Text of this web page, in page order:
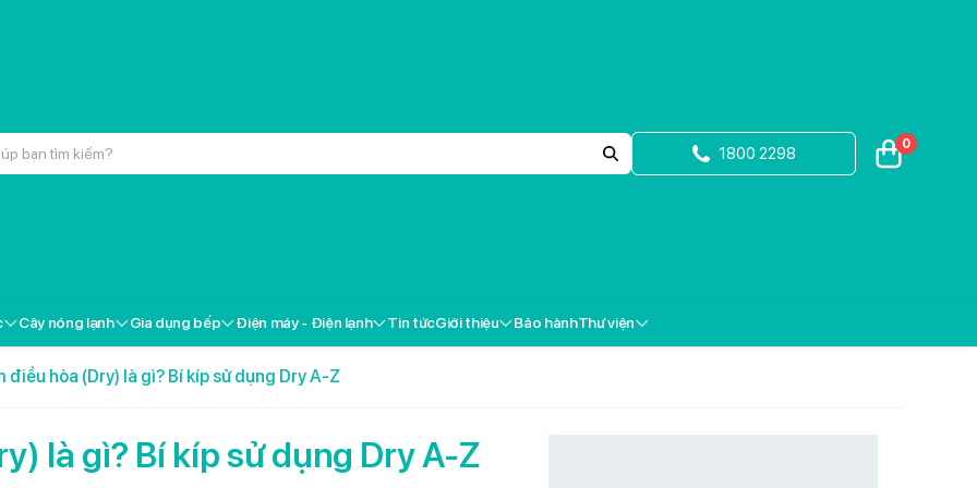
1800 2298 0
Cây nóng lạnh Gia dụng bếp Điện máy - Điện lạnh Tin tứcGiới thiệu Bảo hànhThư viện
điều hòa (Dry) là gì? Bí kíp sử dụng Dry A-Z
là gì? Bí kíp sử dụng Dry A-Z